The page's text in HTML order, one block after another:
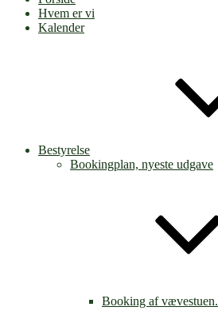
Hvem er vi
Kalender
Bestyrelse
Bookingplan, nyeste udgave
Booking af vævestuen.